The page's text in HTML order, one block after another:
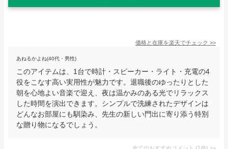
価格と在庫を楽天でチェック >>
あねるかよね(40代・男性)
このアイテムは、1台で時計・スピーカー・ライト・充電の4
役をこなす高い実用性が魅力です。退職後のゆったりとした
朝を心地よい音楽で迎え、夜は温かみのある光でリラックス
した時間を演出できます。シンプルで洗練されたデザインは
どんなお部屋にも馴染み、先生の新しい門出に寄り添う特別
な贈り物になるでしょう。